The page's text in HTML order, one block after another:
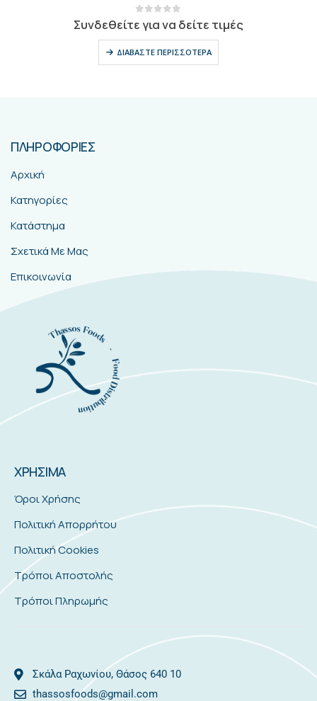
out of 5
Συνδεθείτε για να δείτε τιμές
ΔΙΑΒΆΣΤΕ ΠΕΡΙΣΣΌΤΕΡΑ
ΠΛΗΡΟΦΟΡΙΕΣ
Αρχική
Κατηγορίες
Κατάστημα
Σχετικά Με Μας
Επικοινωνία
ΧΡΗΣΙΜΑ
Όροι Χρήσης
Πολιτική Απορρήτου
Πολιτική Cookies
Τρόποι Αποστολής
Τρόποι Πληρωμής
Σκάλα Ραχωνίου, Θάσος 640 10
thassosfoods@gmail.com